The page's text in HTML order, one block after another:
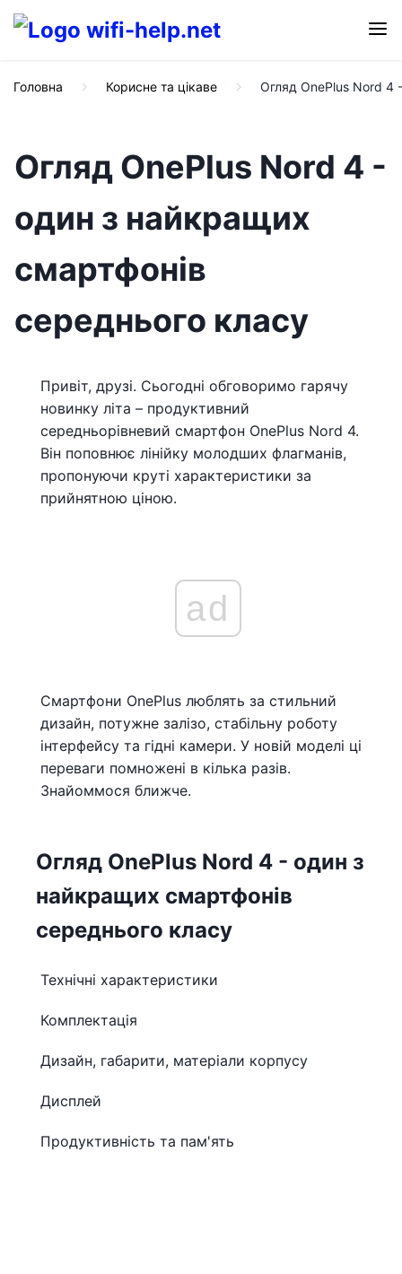
Головна Корисне та цікаве Огляд OnePlus Nord 4
Огляд OnePlus Nord 4 -
один з найкращих
смартфонів
середнього класу
Привіт, друзі. Сьогодні обговоримо гарячу
новинку літа – продуктивний
середньорівневий смартфон OnePlus Nord 4.
Він поповнює лінійку молодших флагманів,
пропонуючи круті характеристики за
прийнятною ціною.
ad
Смартфони OnePlus люблять за стильний
дизайн, потужне залізо, стабільну роботу
інтерфейсу та гідні камери. У новій моделі ці
переваги помножені в кілька разів.
Знайоммося ближче.
Огляд OnePlus Nord 4 - один з
найкращих смартфонів
середнього класу
Технічні характеристики
Комплектація
Дизайн, габарити, матеріали корпусу
Дисплей
Продуктивність та пам'ять